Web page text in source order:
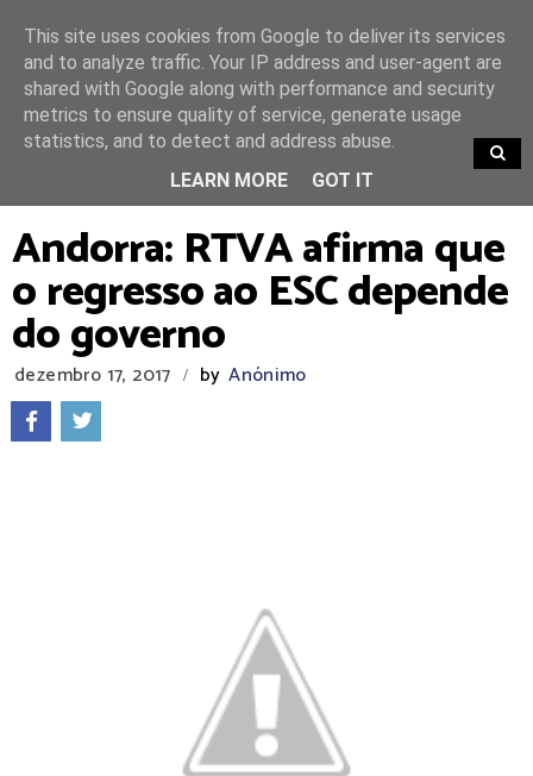
TRENDING
Andorra: RTVA afirma que
o regresso ao ESC depende
do governo
dezembro 17, 2017 / by Anónimo
This site uses cookies from Google to deliver its services
and to analyze traffic. Your IP address and user-agent are
shared with Google along with performance and security
metrics to ensure quality of service, generate usage
statistics, and to detect and address abuse.
LEARN MORE
GOT IT